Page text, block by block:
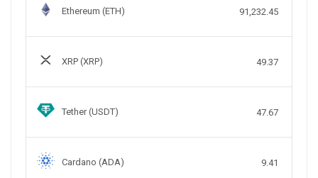
Ethereum (ETH) 91,232.45
XRP (XRP) 49.37
Tether (USDT) 47.67
Cardano (ADA) 9.41